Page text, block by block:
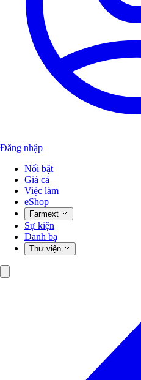
Đăng nhập
Nổi bật
Giá cả
Việc làm
eShop
Farmext
Sự kiện
Danh bạ
Thư viện